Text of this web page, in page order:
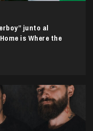
junto al
is Where the